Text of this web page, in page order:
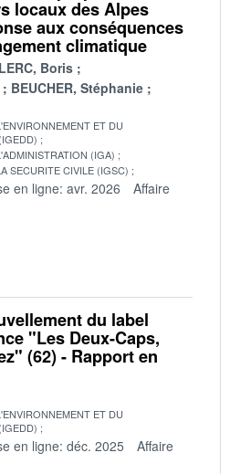
locaux des Alpes
aux conséquences
climatique
Boris
BEUCHER, Stéphanie
ET DU
(IGA)
SECURITE CIVILE (IGSC)
en ligne: avr. 2026
Affaire
du label
"Les Deux-Caps,
(62) - Rapport en
ET DU
en ligne: déc. 2025
Affaire